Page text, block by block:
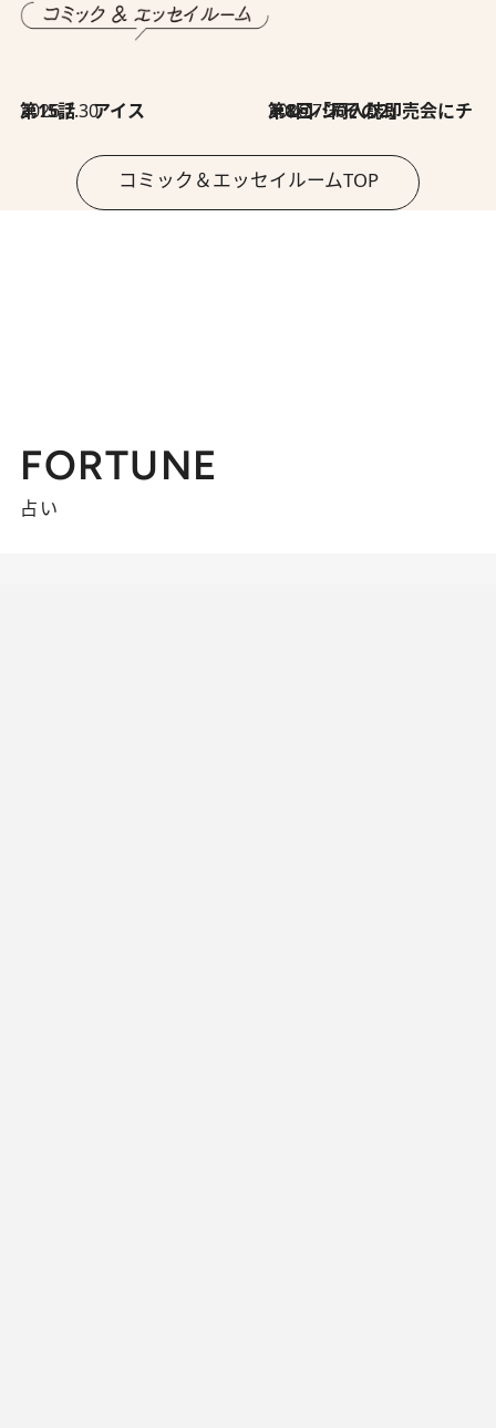
2026.7.30
第15話 アイス 2026.7.30
第8回「同人誌即売会にチャレンジ その2」
コミック＆エッセイルームTOP
FORTUNE
占い